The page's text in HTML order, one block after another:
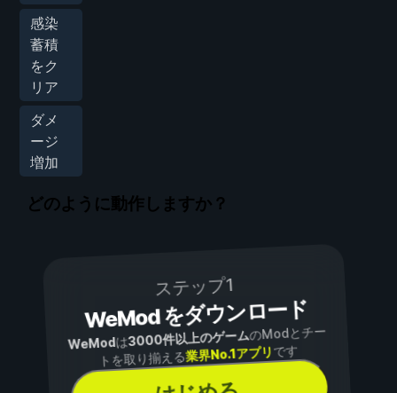
感染
蓄積
をク
リア
ダメ
ージ
増加
どのように動作しますか？
ステップ1
WeMod をダウンロード
WeModは3000件以上のゲームのModとチー
トを取り揃える業界No.1アプリです